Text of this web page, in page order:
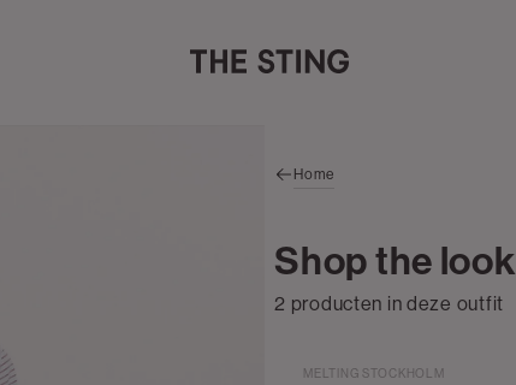
Home
Shop the look
2 producten in deze outfit
MELTING STOCKHOLM